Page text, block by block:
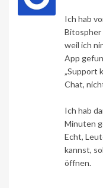
Ich hab
Bitospher
weil ich
App
„Support
Chat,
Ich hab
Minuten
Echt,
kannst,
öffnen.